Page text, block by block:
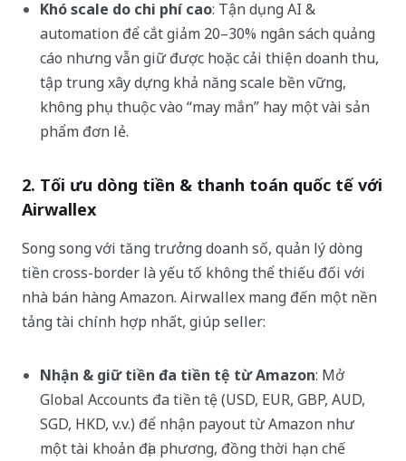
Khó scale do chi phí cao: Tận dụng AI &
automation để cắt giảm 20–30% ngân sách quảng
cáo nhưng vẫn giữ được hoặc cải thiện doanh thu,
tập trung xây dựng khả năng scale bền vững,
không phụ thuộc vào “may mắn” hay một vài sản
phẩm đơn lẻ.
2. Tối ưu dòng tiền & thanh toán quốc tế với
Airwallex
Song song với tăng trưởng doanh số, quản lý dòng
tiền cross-border là yếu tố không thể thiếu đối với
nhà bán hàng Amazon. Airwallex mang đến một nền
tảng tài chính hợp nhất, giúp seller:
Nhận & giữ tiền đa tiền tệ từ Amazon: Mở
Global Accounts đa tiền tệ (USD, EUR, GBP, AUD,
SGD, HKD, v.v.) để nhận payout từ Amazon như
một tài khoản địa phương, đồng thời hạn chế